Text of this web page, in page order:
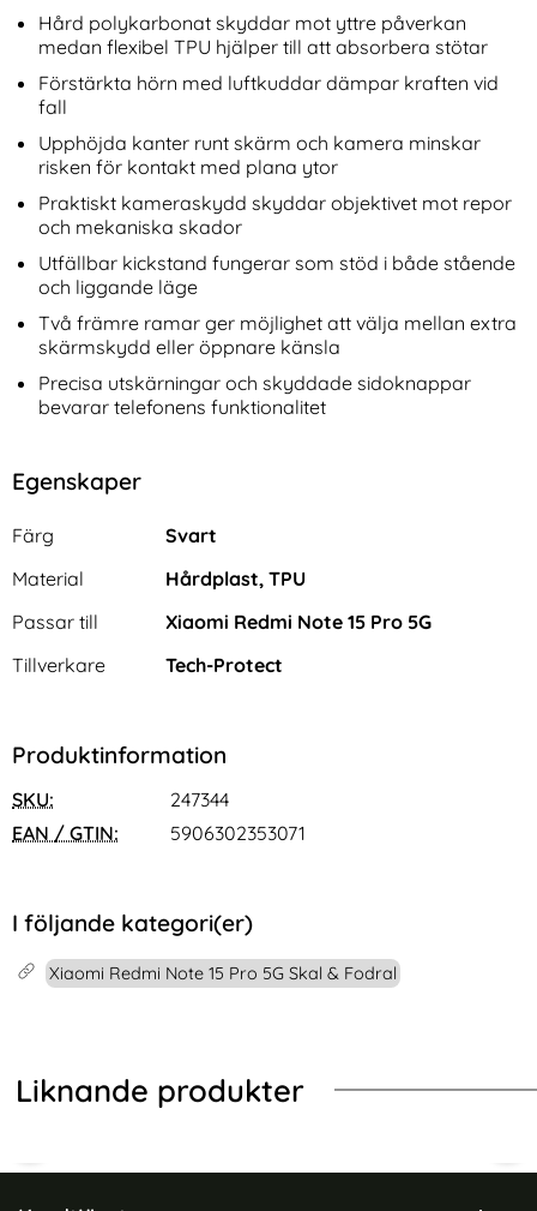
Hård polykarbonat skyddar mot yttre påverkan
medan flexibel TPU hjälper till att absorbera stötar
Förstärkta hörn med luftkuddar dämpar kraften vid
fall
Upphöjda kanter runt skärm och kamera minskar
risken för kontakt med plana ytor
Praktiskt kameraskydd skyddar objektivet mot repor
och mekaniska skador
Utfällbar kickstand fungerar som stöd i både stående
och liggande läge
Två främre ramar ger möjlighet att välja mellan extra
skärmskydd eller öppnare känsla
Precisa utskärningar och skyddade sidoknappar
bevarar telefonens funktionalitet
Egenskaper
Egenskaper/attribut för denna produkt
Attribut
Färg
Svart
Material
Hårdplast, TPU
Passar till
Xiaomi Redmi Note 15 Pro 5G
Tillverkare
Tech-Protect
Produktinformation
SKU:
247344
EAN / GTIN:
5906302353071
I följande kategori(er)
Xiaomi Redmi Note 15 Pro 5G Skal & Fodral
Liknande produkter